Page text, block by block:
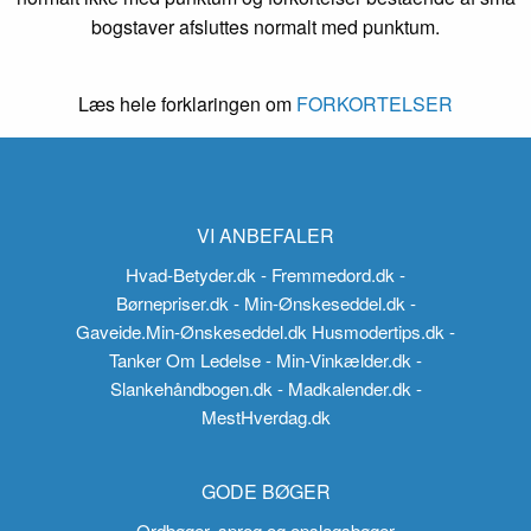
bogstaver afsluttes normalt med punktum.
Læs hele forklaringen om FORKORTELSER
VI ANBEFALER
Hvad-Betyder.dk- Fremmedord.dk-
Børnepriser.dk - Min-Ønskeseddel.dk -
Gaveide.Min-Ønskeseddel.dk Husmodertips.dk-
Tanker Om Ledelse- Min-Vinkælder.dk-
Slankehåndbogen.dk - Madkalender.dk -
MestHverdag.dk
GODE BØGER